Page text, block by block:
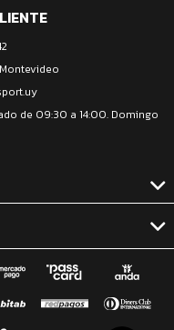
de 09:30 a 14:00. Domingo